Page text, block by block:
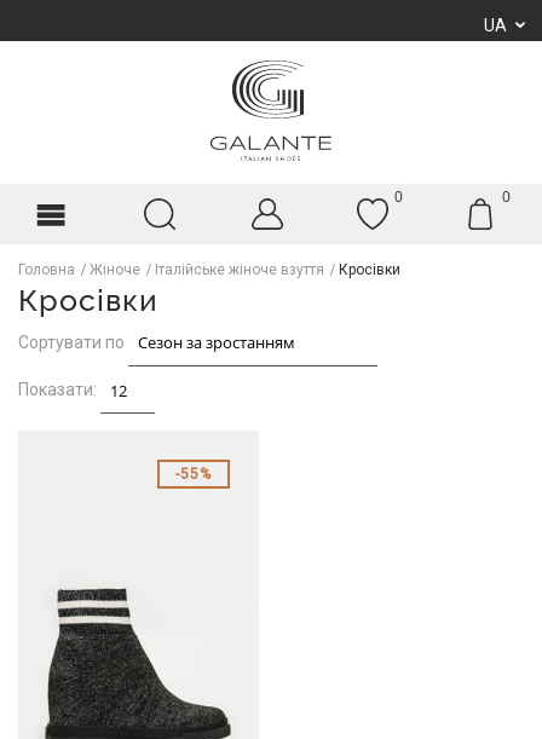
UA
0 0
Головна Жіноче Італійське жіноче взуття Кросівки
Кросівки
Сортувати по
Показати:
55%